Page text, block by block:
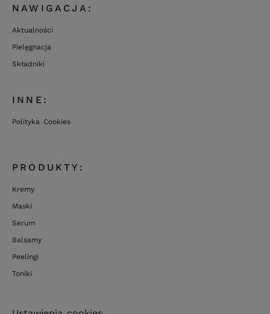
NAWIGACJA:
Aktualności
Pielęgnacja
Składniki
INNE:
Polityka Cookies
PRODUKTY:
Kremy
Maski
Serum
Balsamy
Peelingi
Toniki